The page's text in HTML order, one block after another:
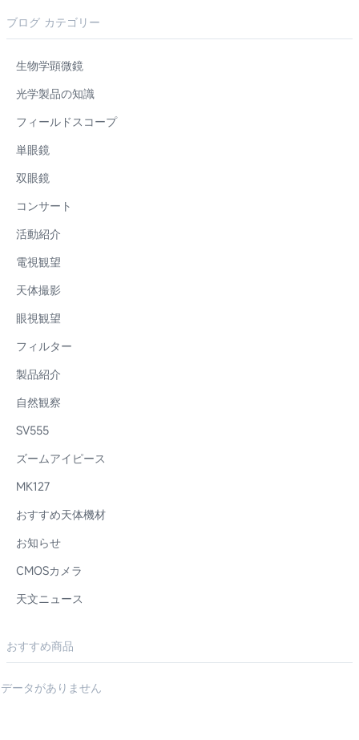
ブログ カテゴリー
生物学顕微鏡
光学製品の知識
フィールドスコープ
単眼鏡
双眼鏡
コンサート
活動紹介
電視観望
天体撮影
眼視観望
フィルター
製品紹介
自然観察
SV555
ズームアイピース
MK127
おすすめ天体機材
お知らせ
CMOSカメラ
天文ニュース
おすすめ商品
データがありません